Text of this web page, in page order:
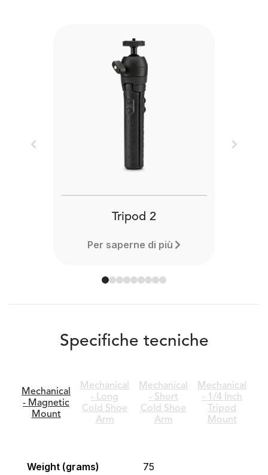
Tripod 2
Per saperne di più
Previous Next
Specifiche tecniche
Mechanical
- Magnetic
Mount
Mechanical
- Long
Cold Shoe
Arm
Mechanical
- Short
Cold Shoe
Arm
Mechanical
- 1/4 Inch
Tripod
Mount
Weight (grams) 75